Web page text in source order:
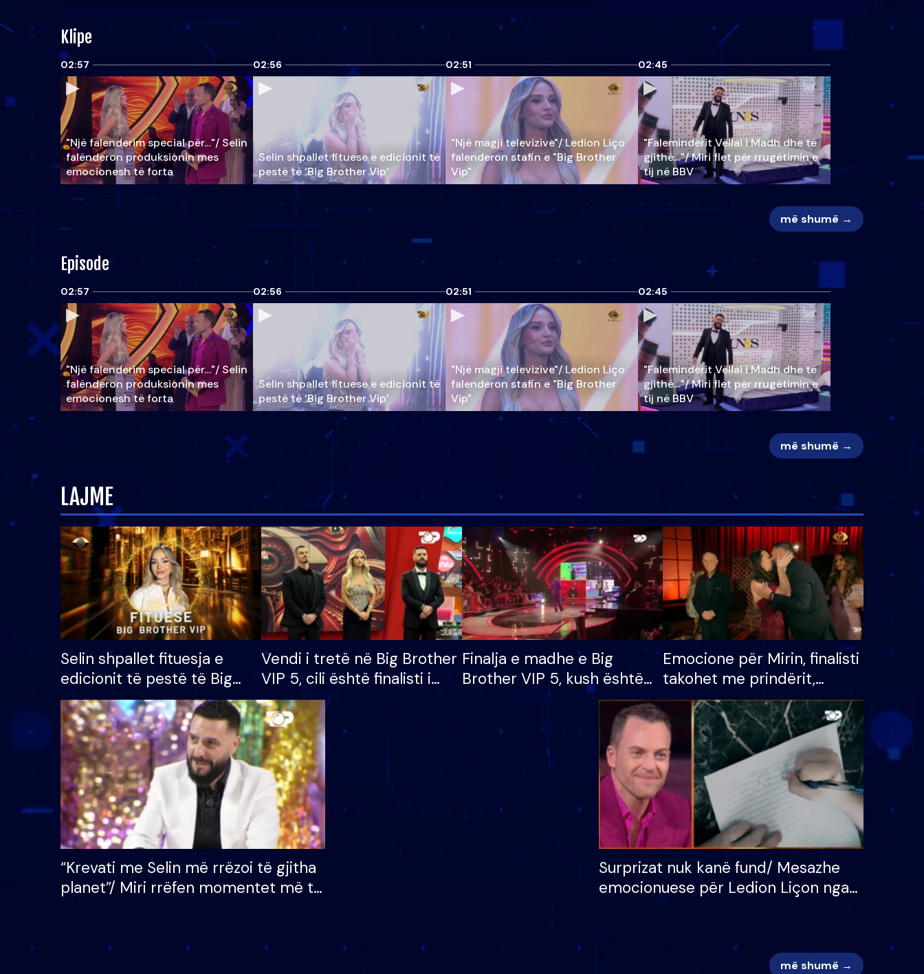
Klipe
02:57
"Një falenderim special për…"/ Selin
falënderon produksionin mes
emocionesh të forta
02:56
Selin shpallet fituese e edicionit të
pestë të ‘Big Brother Vip’
02:51
"Një magji televizive"/ Ledion Liço
falenderon stafin e "Big Brother
Vip"
02:45
"Faleminderit Vëllai i Madh dhe të
gjithë…"/ Miri flet për rrugëtimin e
tij në BBV
më shumë →
Episode
02:57
"Një falenderim special për…"/ Selin
falënderon produksionin mes
emocionesh të forta
02:56
Selin shpallet fituese e edicionit të
pestë të ‘Big Brother Vip’
02:51
"Një magji televizive"/ Ledion Liço
falenderon stafin e "Big Brother
Vip"
02:45
"Faleminderit Vëllai i Madh dhe të
gjithë…"/ Miri flet për rrugëtimin e
tij në BBV
më shumë →
LAJME
Selin shpallet fituesja e
edicionit të pestë të Big
Brother VIP, rrëmben
çmimin e madh prej 100
mijë eurosh
Vendi i tretë në Big Brother
VIP 5, cili është finalisti i
radhës që lë shtëpinë
Finalja e madhe e Big
Brother VIP 5, kush është
banori i parë që lë shtëpinë
dhe humb mundësinë për
të fituar çmimin e madh
Emocione për Mirin, finalisti
takohet me prindërit,
vajzën dhe bashkëshorten:
S’kemi ndonjë letër divorci
apo jo?
“Krevati me Selin më rrëzoi të gjitha
planet”/ Miri rrëfen momentet më të
bukura në shtëpinë e BB VIP: Do më
Surprizat nuk kanë fund/ Mesazhe
emocionuese për Ledion Liçon nga
nëna dhe fëmijët e tij, moderatori
më shumë →